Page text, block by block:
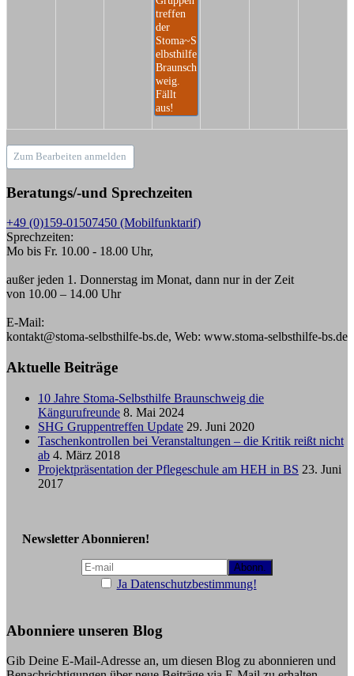
treffen
der
Stoma~S
elbsthilfe
Braunsch
weig.
Fällt
aus!
Zum Bearbeiten anmelden
Beratungs/-und Sprechzeiten
+49 (0)159-01507450 (Mobilfunktarif)
Sprechzeiten:
Mo bis Fr. 10.00 - 18.00 Uhr,
außer jeden 1. Donnerstag im Monat, dann nur in der Zeit
von 10.00 – 14.00 Uhr
E-Mail:
kontakt@stoma-selbsthilfe-bs.de, Web: www.stoma-selbsthilfe-bs.de
Aktuelle Beiträge
10 Jahre Stoma-Selbsthilfe Braunschweig die
Kängurufreunde 8. Mai 2024
SHG Gruppentreffen Update 29. Juni 2020
Taschenkontrollen bei Veranstaltungen – die Kritik reißt nicht
ab 4. März 2018
Projektpräsentation der Pflegeschule am HEH in BS 23. Juni
2017
Newsletter Abonnieren!
Ja Datenschutzbestimmung!
Abonniere unseren Blog
Gib Deine E-Mail-Adresse an, um diesen Blog zu abonnieren und